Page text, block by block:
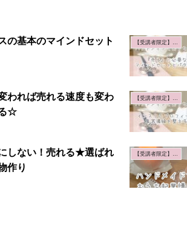
の基本のマインドセット
われば売れる速度も変わ
☆
【受講者限定】おうち起業講座
しない！売れる★選ばれ
作り
【受講者限定】おうち起業講座